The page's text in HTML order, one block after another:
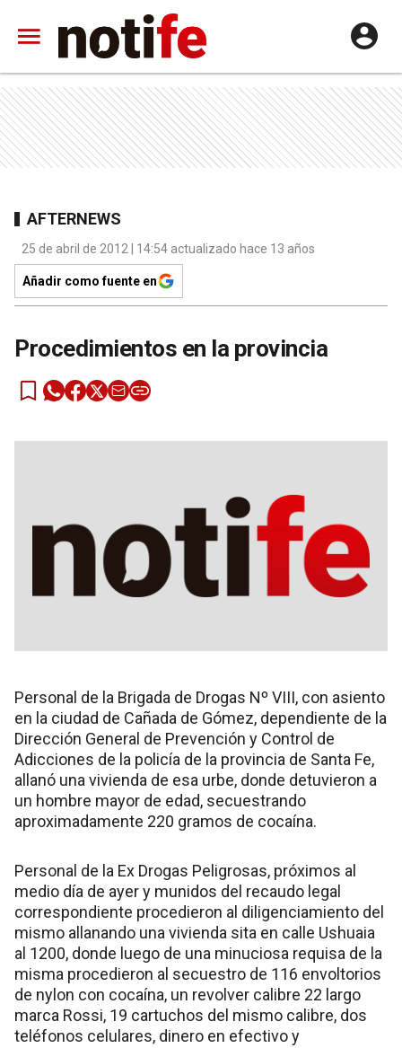
AFTERNEWS
25 de abril de 2012 | 14:54 actualizado hace 13 años
Añadir como fuente en
Procedimientos en la provincia
Personal de la Brigada de Drogas Nº VIII, con asiento
en la ciudad de Cañada de Gómez, dependiente de la
Dirección General de Prevención y Control de
Adicciones de la policía de la provincia de Santa Fe,
allanó una vivienda de esa urbe, donde detuvieron a
un hombre mayor de edad, secuestrando
aproximadamente 220 gramos de cocaína.
Personal de la Ex Drogas Peligrosas, próximos al
medio día de ayer y munidos del recaudo legal
correspondiente procedieron al diligenciamiento del
mismo allanando una vivienda sita en calle Ushuaia
al 1200, donde luego de una minuciosa requisa de la
misma procedieron al secuestro de 116 envoltorios
de nylon con cocaína, un revolver calibre 22 largo
marca Rossi, 19 cartuchos del mismo calibre, dos
teléfonos celulares, dinero en efectivo y